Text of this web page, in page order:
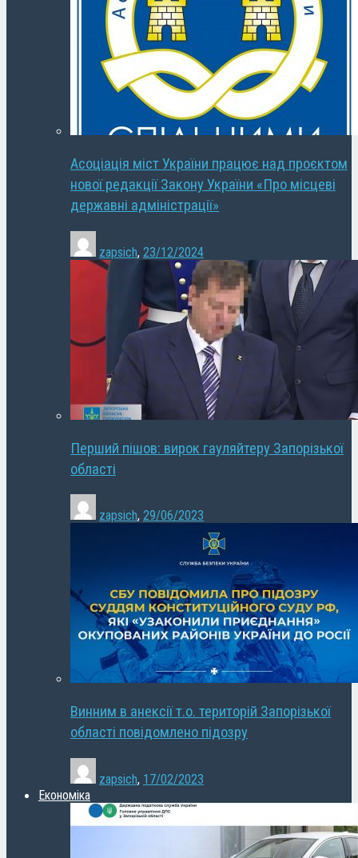
Асоціація міст України працює над проєктом
нової редакції Закону України «Про місцеві
державні адміністрації»
zapsich, 23/12/2024
Перший пішов: вирок гауляйтеру Запорізької
області
zapsich, 29/06/2023
Винним в анексії т.о. територій Запорізької
області повідомлено підозру
zapsich, 17/02/2023
Економіка